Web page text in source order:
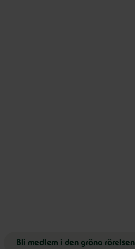
Bli medlem i den gröna rörelsen